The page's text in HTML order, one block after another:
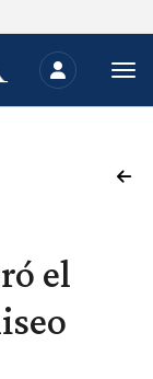
el